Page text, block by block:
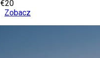
€20
Zobacz